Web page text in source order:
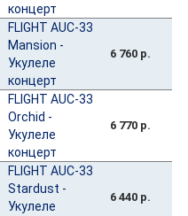
концерт
FLIGHT AUC-33
Mansion -
Укулеле
концерт
6 760 р.
FLIGHT AUC-33
Orchid -
Укулеле
концерт
6 770 р.
FLIGHT AUC-33
Stardust -
Укулеле
6 440 р.